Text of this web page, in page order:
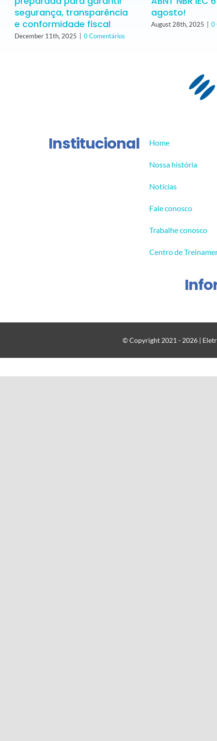
segurança, transparência
e conformidade fiscal
December 11th, 2025 0 Comentários
agosto!
August 28th, 2025 0
Institucional Home
Nossa história
Notícias
Fale conosco
Trabalhe conosco
Centro de
© Copyright 2021 - 2026 |